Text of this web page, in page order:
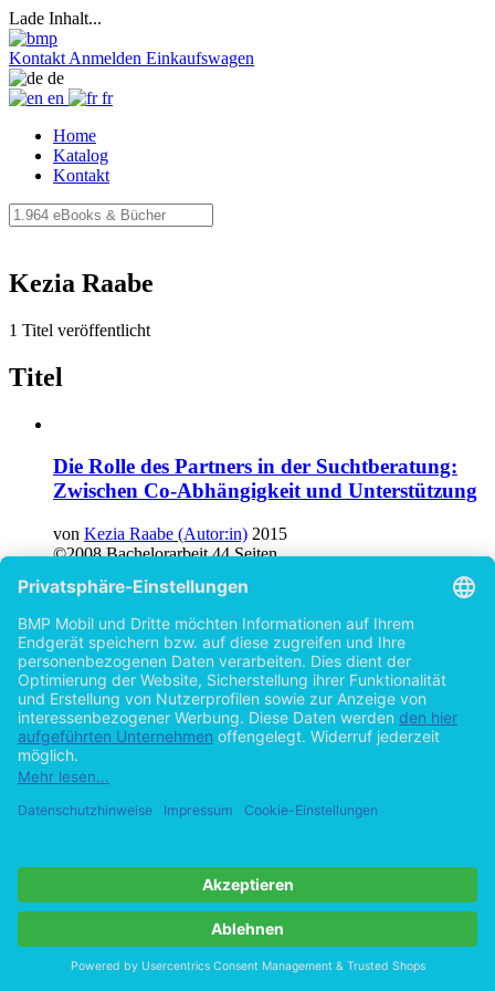
Lade Inhalt...
Kontakt Anmelden Einkaufswagen
de
en
fr
Home
Katalog
Kontakt
Kezia Raabe
1 Titel veröffentlicht
Titel
Die Rolle des Partners in der Suchtberatung:
Zwischen Co-Abhängigkeit und Unterstützung
von Kezia Raabe (Autor:in) 2015
©2008 Bachelorarbeit 44 Seiten
Hilfe/FAQ
Datenschutz
AGB
Vertrag widerrufen
Zur Desktop-Version
Copyright ©Imprint in der Bedey & Thoms Media GmbH powered
byOpen Publishing
Cookie-Einstellungen